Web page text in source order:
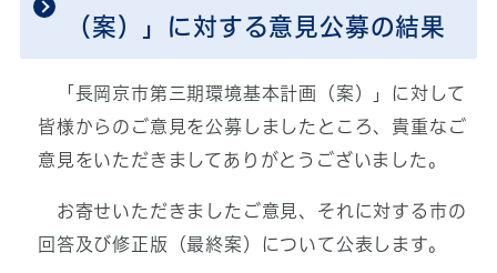
（案）」に対する意見公募の結果
「長岡京市第三期環境基本計画（案）」に対して
皆様からのご意見を公募しましたところ、貴重なご
意見をいただきましてありがとうございました。
お寄せいただきましたご意見、それに対する市の
回答及び修正版（最終案）について公表します。